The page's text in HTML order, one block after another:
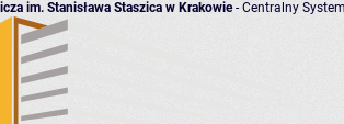
im. Stanisława Staszica w Krakowie- Centralny